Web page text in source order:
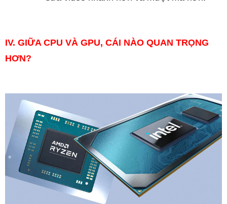
IV. GIỮA CPU VÀ GPU, CÁI NÀO QUAN TRỌNG
HƠN?